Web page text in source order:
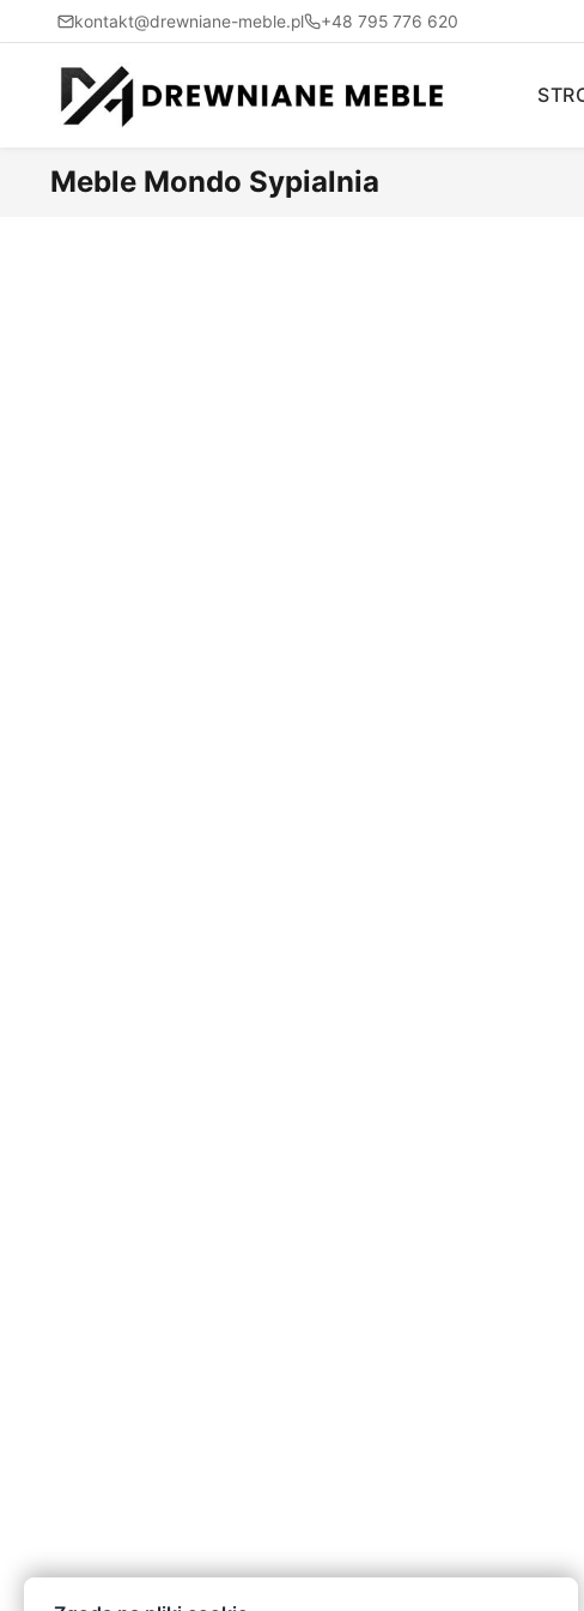
kontakt@drewniane-meble.pl +48 795 776 620
Meble Mondo Sypialnia